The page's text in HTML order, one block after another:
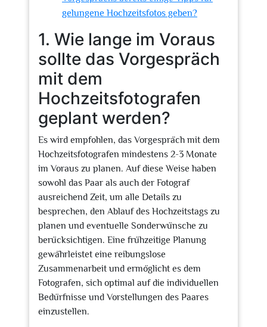
gelungene Hochzeitsfotos geben?
1. Wie lange im Voraus
sollte das Vorgespräch
mit dem
Hochzeitsfotografen
geplant werden?
Es wird empfohlen, das Vorgespräch mit dem
Hochzeitsfotografen mindestens 2-3 Monate
im Voraus zu planen. Auf diese Weise haben
sowohl das Paar als auch der Fotograf
ausreichend Zeit, um alle Details zu
besprechen, den Ablauf des Hochzeitstags zu
planen und eventuelle Sonderwünsche zu
berücksichtigen. Eine frühzeitige Planung
gewährleistet eine reibungslose
Zusammenarbeit und ermöglicht es dem
Fotografen, sich optimal auf die individuellen
Bedürfnisse und Vorstellungen des Paares
einzustellen.